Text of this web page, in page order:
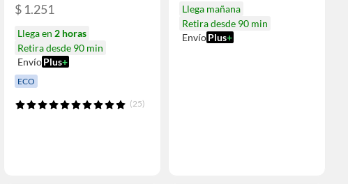
$ 1.251
Llega en 2 horas
Retira desde 90 min
EnvíoPlus+
ECO
(25)
Llega mañana
Retira desde 90 min
EnvíoPlus+